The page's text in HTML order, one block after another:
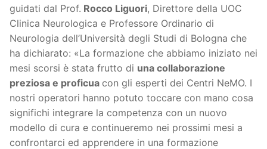
guidati dal Prof. Rocco Liguori, Direttore della UOC
Clinica Neurologica e Professore Ordinario di
Neurologia dell’Università degli Studi di Bologna che
ha dichiarato: «La formazione che abbiamo iniziato nei
mesi scorsi è stata frutto di una collaborazione
preziosa e proficua con gli esperti dei Centri NeMO. I
nostri operatori hanno potuto toccare con mano cosa
significhi integrare la competenza con un nuovo
modello di cura e continueremo nei prossimi mesi a
confrontarci ed apprendere in una formazione